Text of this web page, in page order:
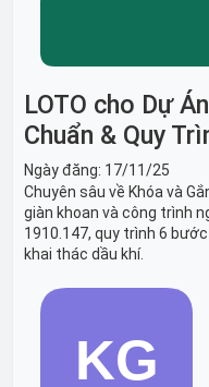
LOTO cho Dự
Chuẩn & Quy
Ngày đăng: 17/11/25
Chuyên sâu về Khóa và
giàn khoan và công trình
1910.147, quy trình 6
khai thác dầu khí.